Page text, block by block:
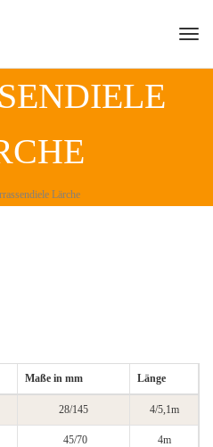
Lärche
Maße in mm Länge
28/145 4/5,1m
45/70 4m